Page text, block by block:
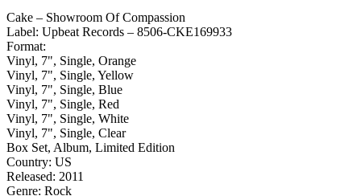
Cake ‎– Showroom Of Compassion
Label: Upbeat Records ‎– 8506-CKE169933
Format:
Vinyl, 7", Single, Orange
Vinyl, 7", Single, Yellow
Vinyl, 7", Single, Blue
Vinyl, 7", Single, Red
Vinyl, 7", Single, White
Vinyl, 7", Single, Clear
Box Set, Album, Limited Edition
Country: US
Released: 2011
Genre: Rock